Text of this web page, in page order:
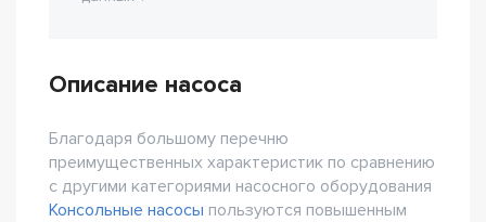
Описание насоса
Благодаря большому перечню
преимущественных характеристик по сравнению
с другими категориями насосного оборудования
Консольные насосы пользуются повышенным